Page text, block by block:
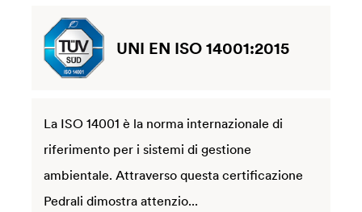
UNI EN ISO 14001:2015
La ISO 14001 è la norma internazionale di
riferimento per i sistemi di gestione
ambientale. Attraverso questa certificazione
Pedrali dimostra attenzio...